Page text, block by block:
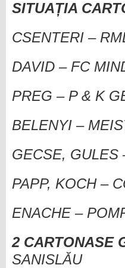
SITUAȚIA
CSENTERI –
DAVID – FC
PREG – P & K
BELENYI –
GECSE, GULES
PAPP, KOCH –
ENACHE –
2 CARTONASE
SANISLĂU